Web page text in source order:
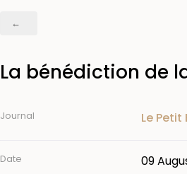
Breadcrumb
La bénédiction de
Journal Le Petit
Date 09